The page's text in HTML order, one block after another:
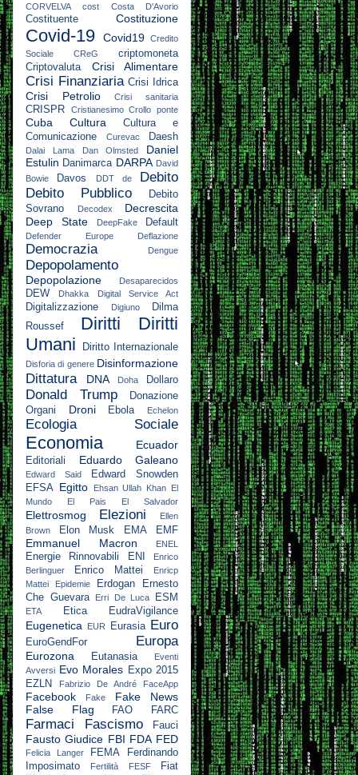
CORVELVA
cost Costa D'Avorio
Costituente Costituzione
Covid-19 Covid19
Credito
Sociale
CReG
criptomoneta
Criptovaluta
Crisi Alimentare
Crisi Finanziaria Crisi Idrica
Crisi Petrolio Crisi sanitaria
CRISPR Cristianesimo Crollo ponte
Cuba Cultura
Cultura e
Comunicazione
Curevac Daesh
Dalai Lama Dan Olmsted
Daniel
Estulin Danimarca DARPA David
Bowie
Davos DDT de
Debito
Debito Pubblico
Debito
Sovrano
Decodex
Decrescita
Deep State
DeepFake Default
Defender Europe Deflazione
Democrazia Dengue
Depopolamento
Depopolazione Desaparecidos
DEW Dhakka Digital Service Act
Digitalizzazione Digiuno
Dilma
Roussef
Diritti
Diritti
Umani
Diritto Internazionale
Disforia di genere Disinformazione
Dittatura DNA Doha Dollaro
Donald Trump
Donazione
Organi
Droni Ebola Echelon
Ecologia Sociale
Economia Ecuador
Editoriali Eduardo Galeano
Edward Said
Edward Snowden
EFSA Egitto Ehsan Ullah Khan El
Mundo
El Pais El Salvador
Elettrosmog Elezioni
Ellen
Brown
Elon Musk EMA EMF
Emmanuel Macron ENEL
Energie Rinnovabili ENI
Enrico
Berlinguer
Enrico Mattei
Enricp
Mattei
Epidemie Erdogan
Ernesto
Che Guevara
Erri De Luca ESM
ETA Etica EudraVigilance
Eugenetica EUR Eurasia Euro
EuroGendFor Europa
Eurozona Eutanasia
Eventi
Avversi Evo Morales Expo 2015
EZLN
Fabrizio De André FaceApp
Facebook Fake
Fake News
False Flag
FAO FARC
Farmaci Fascismo Fauci
Fausto Giudice FBI FDA FED
Felicia Langer FEMA
Ferdinando
Imposimato
Fertilità FESF Fiat